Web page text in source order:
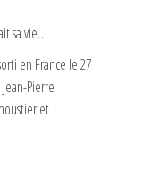
sa vie…
en France le 27
Pierre
et